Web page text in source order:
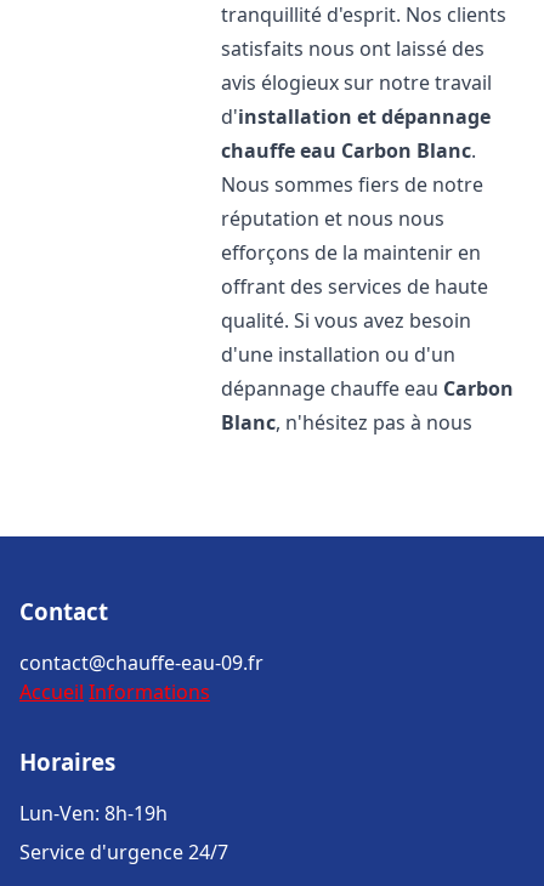
tranquillité d'esprit. Nos clients
satisfaits nous ont laissé des
avis élogieux sur notre travail
d'installation et dépannage
chauffe eau Carbon Blanc.
Nous sommes fiers de notre
réputation et nous nous
efforçons de la maintenir en
offrant des services de haute
qualité. Si vous avez besoin
d'une installation ou d'un
dépannage chauffe eau Carbon
Blanc, n'hésitez pas à nous
Contact
contact@chauffe-eau-09.fr
Accueil Informations
Horaires
Lun-Ven: 8h-19h
Service d'urgence 24/7